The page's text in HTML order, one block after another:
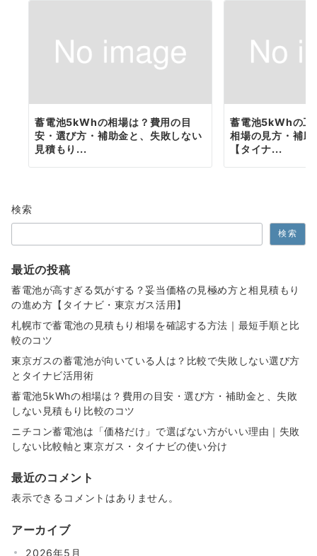
蓄電池5kWhの相場は？費用の目
安・選び方・補助金と、失敗しない
見積もり...
蓄電池5kWhの工
相場の見方・補
【タイナ...
検索
検索
最近の投稿
蓄電池が高すぎる気がする？妥当価格の見極め方と相見積もり
の進め方【タイナビ・東京ガス活用】
札幌市で蓄電池の見積もり相場を確認する方法｜最短手順と比
較のコツ
東京ガスの蓄電池が向いている人は？比較で失敗しない選び方
とタイナビ活用術
蓄電池5kWhの相場は？費用の目安・選び方・補助金と、失敗
しない見積もり比較のコツ
ニチコン蓄電池は「価格だけ」で選ばない方がいい理由｜失敗
しない比較軸と東京ガス・タイナビの使い分け
最近のコメント
表示できるコメントはありません。
アーカイブ
2026年5月